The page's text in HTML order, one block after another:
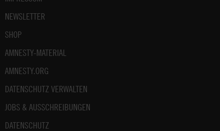
NEWSLETTER
SHOP
AMNESTY-MATERIAL
AMNESTY.ORG
DATENSCHUTZ VERWALTEN
JOBS & AUSSCHREIBUNGEN
DATENSCHUTZ